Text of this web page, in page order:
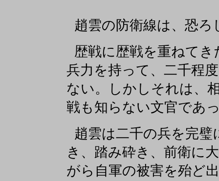
趙雲の防衛線は、恐
歴戦に歴戦を重ねて
兵力を持って、二千程
ない。しかしそれは、
戦も知らない文官であ
趙雲は二千の兵を完
き、踏み砕き、前衛に
がら自軍の被害を殆ど